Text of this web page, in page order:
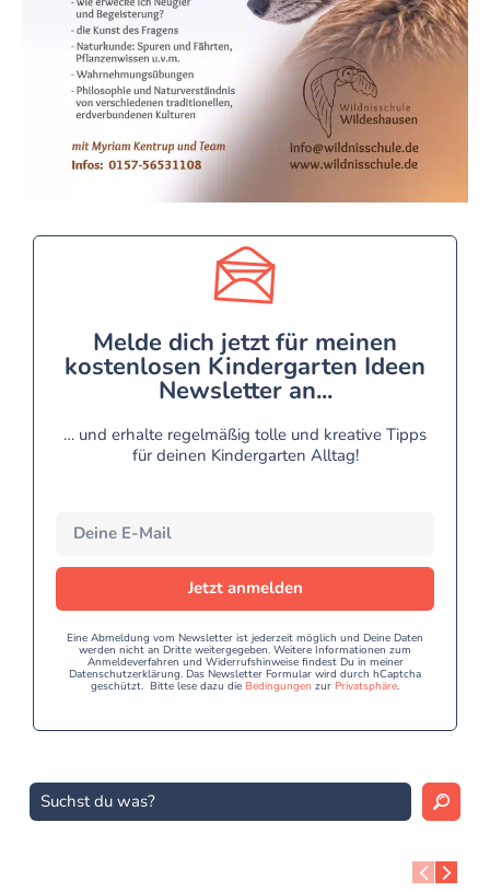
Melde dich jetzt für meinen
kostenlosen Kindergarten Ideen
Newsletter an...
… und erhalte regelmäßig tolle und kreative Tipps
für deinen Kindergarten Alltag!
Jetzt anmelden
Eine Abmeldung vom Newsletter ist jederzeit möglich und Deine Daten
werden nicht an Dritte weitergegeben. Weitere Informationen zum
Anmeldeverfahren und Widerrufshinweise findest Du in meiner
Datenschutzerklärung. Das Newsletter Formular wird durch hCaptcha
geschützt. Bitte lese dazu die Bedingungen zur Privatsphäre.